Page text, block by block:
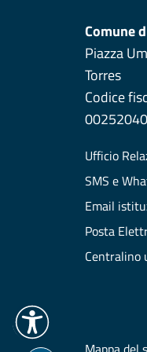
Comune
Piazza
Torres
Codice
Ufficio
SMS e
Email
Posta
Centralino